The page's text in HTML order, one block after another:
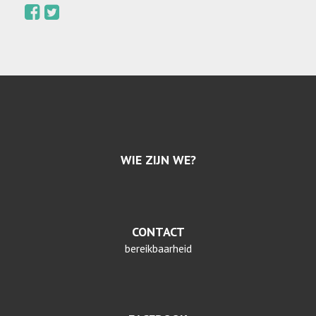
WIE ZIJN WE?
CONTACT
bereikbaarheid